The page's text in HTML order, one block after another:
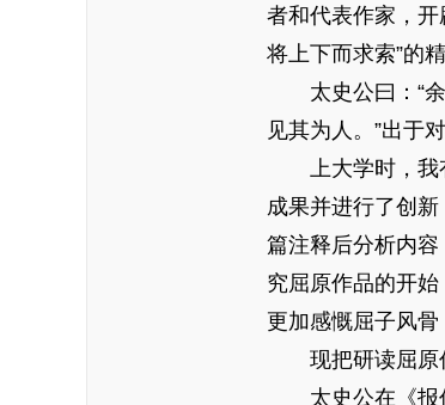
者和代表作家，开
将上下而求索”的
太史公曰：“余
见其为人。”出于
上大学时，我有
成果并进行了创
篇注释后分析内
究屈原作品的开
更加感慨屈子风骨
现把研读屈原作
太史公在《报任